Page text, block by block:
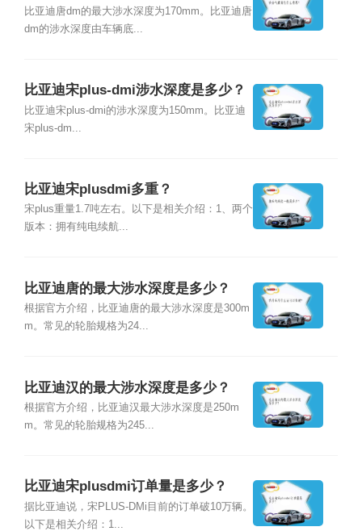
比亚迪唐dm的最大涉水深度为170mm。比亚迪唐
dm的涉水深度由车辆底...
比亚迪宋plus-dmi涉水深度是多少？
比亚迪宋plus-dmi的涉水深度为150mm。比亚迪
宋plus-dm...
比亚迪宋plusdmi多重？
宋plus重量1.7吨左右。以下是相关介绍：1、两个
版本：拥有纯电续航...
比亚迪唐的最大涉水深度是多少？
根据官方介绍，比亚迪唐的最大涉水深度是300m
m。常见的轮胎规格为24...
比亚迪汉的最大涉水深度是多少？
根据官方介绍，比亚迪汉最大涉水深度是250m
m。常见的轮胎规格为245...
比亚迪宋plusdmi订单量是多少？
据比亚迪说，宋PLUS-DMi目前的订单破10万辆。
以下是相关介绍：1...